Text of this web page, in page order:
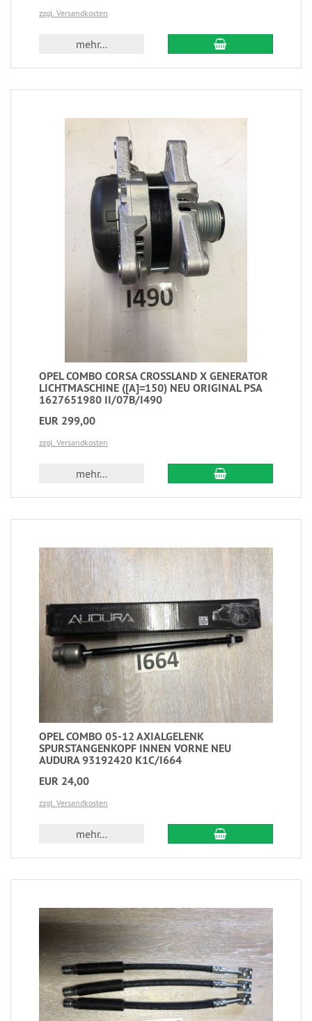
zzgl. Versandkosten
mehr...
OPEL COMBO CORSA CROSSLAND X GENERATOR
LICHTMASCHINE ([A]=150) NEU ORIGINAL PSA
1627651980 II/07B/I490
EUR 299,00
zzgl. Versandkosten
mehr...
OPEL COMBO 05-12 AXIALGELENK
SPURSTANGENKOPF INNEN VORNE NEU
AUDURA 93192420 K1C/I664
EUR 24,00
zzgl. Versandkosten
mehr...